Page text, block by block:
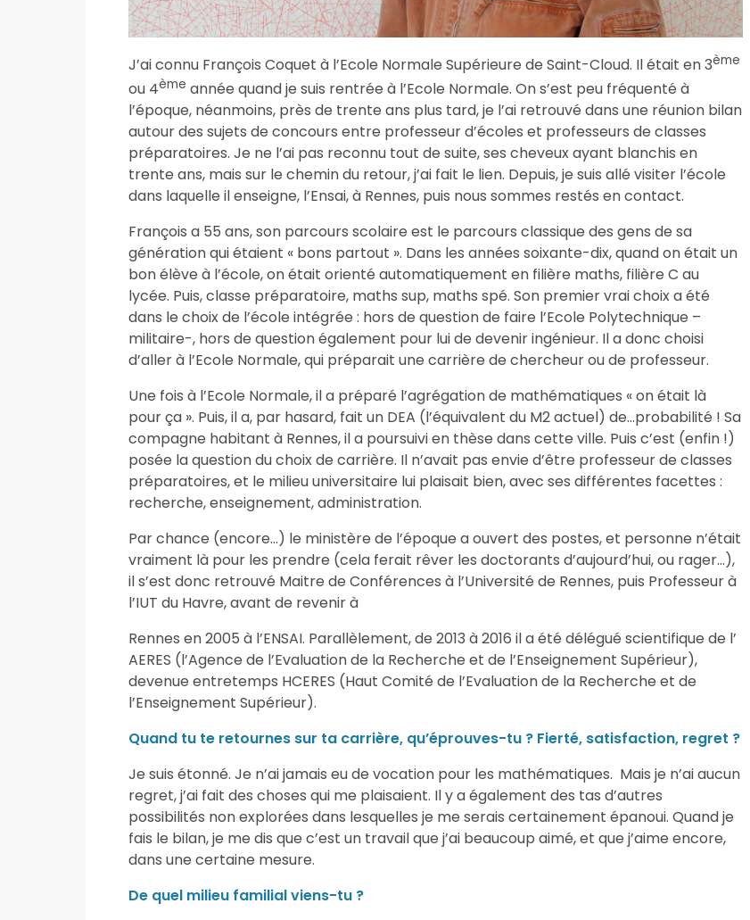
J’ai connu François Coquet à l’Ecole Normale Supérieure de Saint-Cloud. Il était en 3ème
ou 4ème année quand je suis rentrée à l’Ecole Normale. On s’est peu fréquenté à
l’époque, néanmoins, près de trente ans plus tard, je l’ai retrouvé dans une réunion bilan
autour des sujets de concours entre professeur d’écoles et professeurs de classes
préparatoires. Je ne l’ai pas reconnu tout de suite, ses cheveux ayant blanchis en
trente ans, mais sur le chemin du retour, j’ai fait le lien. Depuis, je suis allé visiter l’école
dans laquelle il enseigne, l’Ensai, à Rennes, puis nous sommes restés en contact.
François a 55 ans, son parcours scolaire est le parcours classique des gens de sa
génération qui étaient « bons partout ». Dans les années soixante-dix, quand on était un
bon élève à l’école, on était orienté automatiquement en filière maths, filière C au
lycée. Puis, classe préparatoire, maths sup, maths spé. Son premier vrai choix a été
dans le choix de l’école intégrée : hors de question de faire l’Ecole Polytechnique –
militaire-, hors de question également pour lui de devenir ingénieur. Il a donc choisi
d’aller à l’Ecole Normale, qui préparait une carrière de chercheur ou de professeur.
Une fois à l’Ecole Normale, il a préparé l’agrégation de mathématiques « on était là
pour ça ». Puis, il a, par hasard, fait un DEA (l’équivalent du M2 actuel) de…probabilité ! Sa
compagne habitant à Rennes, il a poursuivi en thèse dans cette ville. Puis c’est (enfin !)
posée la question du choix de carrière. Il n’avait pas envie d’être professeur de classes
préparatoires, et le milieu universitaire lui plaisait bien, avec ses différentes facettes :
recherche, enseignement, administration.
Par chance (encore…) le ministère de l’époque a ouvert des postes, et personne n’était
vraiment là pour les prendre (cela ferait rêver les doctorants d’aujourd’hui, ou rager…),
il s’est donc retrouvé Maitre de Conférences à l’Université de Rennes, puis Professeur à
l’IUT du Havre, avant de revenir à
Rennes en 2005 à l’ENSAI. Parallèlement, de 2013 à 2016 il a été délégué scientifique de l’
AERES (l’Agence de l’Evaluation de la Recherche et de l’Enseignement Supérieur),
devenue entretemps HCERES (Haut Comité de l’Evaluation de la Recherche et de
l’Enseignement Supérieur).
Quand tu te retournes sur ta carrière, qu’éprouves-tu ? Fierté, satisfaction, regret ?
Je suis étonné. Je n’ai jamais eu de vocation pour les mathématiques. Mais je n’ai aucun
regret, j’ai fait des choses qui me plaisaient. Il y a également des tas d’autres
possibilités non explorées dans lesquelles je me serais certainement épanoui. Quand je
fais le bilan, je me dis que c’est un travail que j’ai beaucoup aimé, et que j’aime encore,
dans une certaine mesure.
De quel milieu familial viens-tu ?